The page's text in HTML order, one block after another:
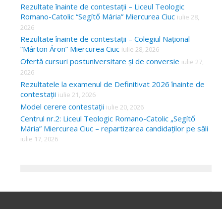
Rezultate înainte de contestații – Liceul Teologic
Romano-Catolic “Segítő Mária” Miercurea Ciuc iulie 28,
2026
Rezultate înainte de contestații – Colegiul Național
“Márton Áron” Miercurea Ciuc iulie 28, 2026
Ofertă cursuri postuniversitare și de conversie iulie 27,
2026
Rezultatele la examenul de Definitivat 2026 înainte de
contestații iulie 21, 2026
Model cerere contestații iulie 20, 2026
Centrul nr.2: Liceul Teologic Romano-Catolic „Segítő
Mária” Miercurea Ciuc – repartizarea candidaților pe săli
iulie 17, 2026